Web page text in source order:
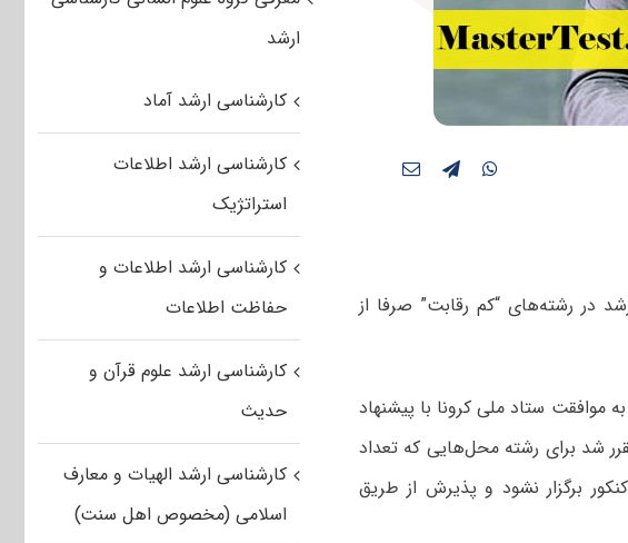
در رشته‌های “کم رقابت” صرفا از
به موافقت ستاد ملی کرونا با پیشنهاد
شد برای رشته‌ محل‌هایی که تعداد
برگزار نشود و پذیرش از طریق
ارشد
کارشناسی ارشد آماد
کارشناسی ارشد اطلاعات
استراتژیک
کارشناسی ارشد اطلاعات و
حفاظت اطلاعات
کارشناسی ارشد علوم قرآن و
حدیث
کارشناسی ارشد الهیات و معارف
اسلامی (مخصوص اهل سنت)